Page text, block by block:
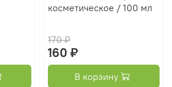
косметическое / 100 мл
170 ₽
160 ₽
В корзину